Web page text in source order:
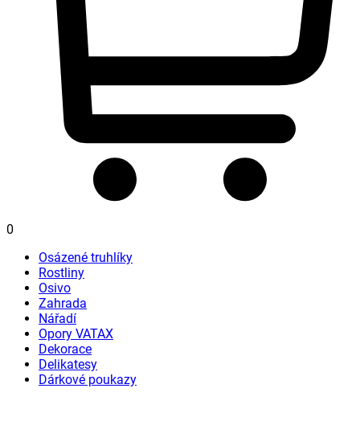
0
Osázené truhlíky
Rostliny
Osivo
Zahrada
Nářadí
Opory VATAX
Dekorace
Delikatesy
Dárkové poukazy